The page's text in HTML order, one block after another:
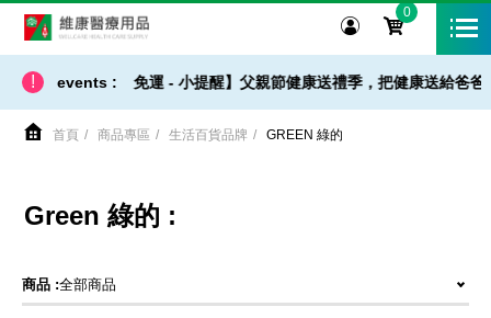
0
! events :
【 出貨 / 免運 - 小提醒】父親節健康送禮季，把健康送給爸爸
首頁 商品專區 生活百貨品牌 GREEN 綠的
Green 綠的 :
商品 :全部商品